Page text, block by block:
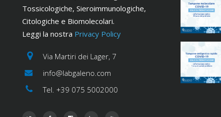
Tossicologiche, Sieroimmunologiche,
Citologiche e Biomolecolari.
Leggi la nostra Privacy Policy
Via Martiri dei Lager, 7
info@labgaleno.com
Tel. +39 075 5002000